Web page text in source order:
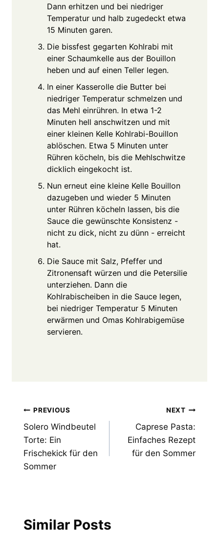
Dann erhitzen und bei niedriger
Temperatur und halb zugedeckt etwa
15 Minuten garen.
Die bissfest gegarten Kohlrabi mit
einer Schaumkelle aus der Bouillon
heben und auf einen Teller legen.
In einer Kasserolle die Butter bei
niedriger Temperatur schmelzen und
das Mehl einrühren. In etwa 1-2
Minuten hell anschwitzen und mit
einer kleinen Kelle Kohlrabi-Bouillon
ablöschen. Etwa 5 Minuten unter
Rühren köcheln, bis die Mehlschwitze
dicklich eingekocht ist.
Nun erneut eine kleine Kelle Bouillon
dazugeben und wieder 5 Minuten
unter Rühren köcheln lassen, bis die
Sauce die gewünschte Konsistenz -
nicht zu dick, nicht zu dünn - erreicht
hat.
Die Sauce mit Salz, Pfeffer und
Zitronensaft würzen und die Petersilie
unterziehen. Dann die
Kohlrabischeiben in die Sauce legen,
bei niedriger Temperatur 5 Minuten
erwärmen und Omas Kohlrabigemüse
servieren.
Post
navigation
PREVIOUS
Solero Windbeutel
Torte: Ein
Frischekick für den
Sommer
NEXT
Caprese Pasta:
Einfaches Rezept
für den Sommer
Similar Posts